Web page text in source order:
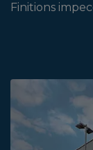
Finitions